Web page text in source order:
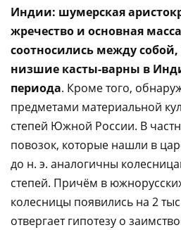
Индии: шумерская
жречество и основная
соотносились между
низшие касты-варны в
периода. Кроме того,
предметами материальной
степей Южной России. В
повозок, которые нашли в
до н. э. аналогичны
степей. Причём в
колесницы появились на 2
отвергает гипотезу о